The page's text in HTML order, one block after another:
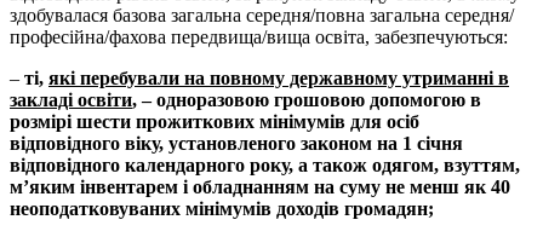
здобувалася базова загальна середня/повна загальна середня/
професійна/фахова передвища/вища освіта, забезпечуються:
– ті, які перебували на повному державному утриманні в
закладі освіти, – одноразовою грошовою допомогою в
розмірі шести прожиткових мінімумів для осіб
відповідного віку, установленого законом на 1 січня
відповідного календарного року, а також одягом, взуттям,
м’яким інвентарем і обладнанням на суму не менш як 40
неоподатковуваних мінімумів доходів громадян;